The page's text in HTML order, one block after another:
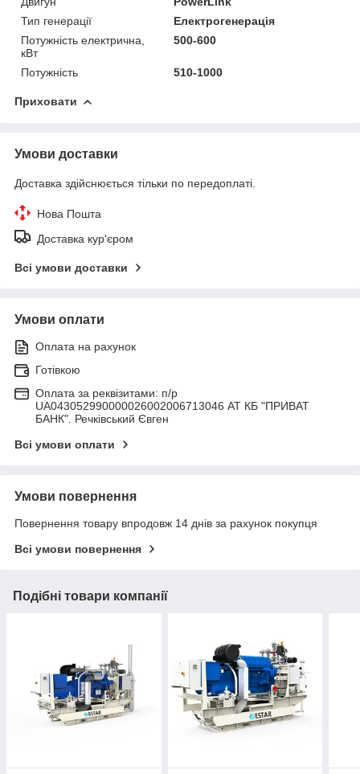
Тип генерації
Електрогенерація
Потужність електрична,
кВт
500-600
Потужність 510-1000
Приховати
Умови доставки
Доставка здійснюється тільки по передоплаті.
Нова Пошта
Доставка кур'єром
Всі умови доставки
Умови оплати
Оплата на рахунок
Готівкою
Оплата за реквізитами: п/р
UA043052990000026002006713046 АТ КБ "ПРИВАТ
БАНК". Речківський Євген
Всі умови оплати
Умови повернення
Повернення товару впродовж 14 днів за рахунок покупця
Всі умови повернення
Подібні товари компанії